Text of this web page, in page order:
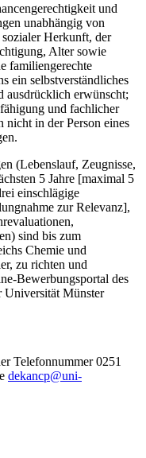
und
unabhängig von
Herkunft, der
Alter sowie
familiengerechte
ein selbstverständliches
ausdrücklich erwünscht;
und fachlicher
nicht in der Person eines
(Lebenslauf, Zeugnisse,
5 Jahre [maximal 5
einschlägige
zur Relevanz],
sind bis zum
Chemie und
zu richten und
Bewerbungsportal des
Universität Münster
Telefonnummer 0251
dekancp@uni-